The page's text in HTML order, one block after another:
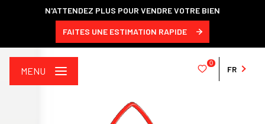
N'ATTENDEZ PLUS POUR VENDRE VOTRE BIEN
FAITES UNE ESTIMATION RAPIDE
0
FR
MENU